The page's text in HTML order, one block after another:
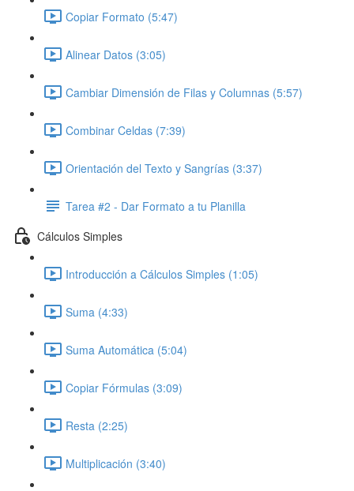
Copiar Formato (5:47)
Alinear Datos (3:05)
Cambiar Dimensión de Filas y Columnas (5:57)
Combinar Celdas (7:39)
Orientación del Texto y Sangrías (3:37)
Tarea #2 - Dar Formato a tu Planilla
Cálculos Simples
Introducción a Cálculos Simples (1:05)
Suma (4:33)
Suma Automática (5:04)
Copiar Fórmulas (3:09)
Resta (2:25)
Multiplicación (3:40)